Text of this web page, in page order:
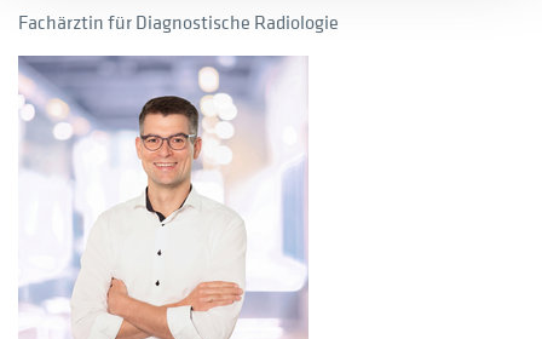
Fachärztin für Diagnostische Radiologie